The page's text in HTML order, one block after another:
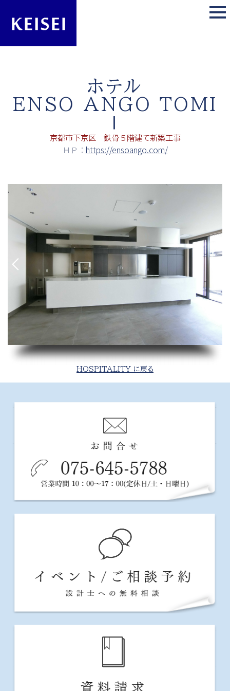
ホテル
ENSO ANGO TOMI
Ⅰ
京都市下京区 鉄骨５階建て新築工事
ＨＰ： https://ensoango.com/
HOSPITALITY に戻る